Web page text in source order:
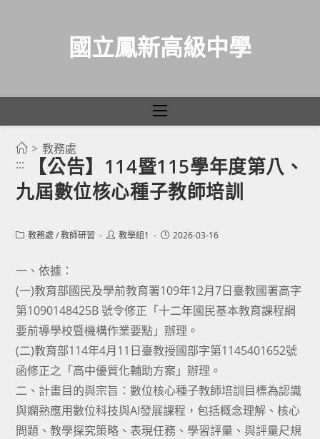
國立鳳新高級中學
> 教務處
:::
【公告】114暨115學年度第八、
九屆數位核心種子教師培訓
Post教務處 / 教師研習
Post教學組1
Post2026-03-16
一、依據：
(一)教育部國民及學前教育署109年12月7日臺教國署高字
第1090148425B 號令修正「十二年國民基本教育課程綱
要前導學校暨機構作業要點」辦理。
(二)教育部114年4月11日臺教授國部字第1145401652號
函修正之「高中優質化輔助方案」辦理。
二、計畫目的與宗旨：數位核心種子教師培訓目標為認識
與嫻熟應用數位科技與AI發展課程，包括概念理解、核心
問題、教學探究策略、表現任務、學習評量、與評量尺規